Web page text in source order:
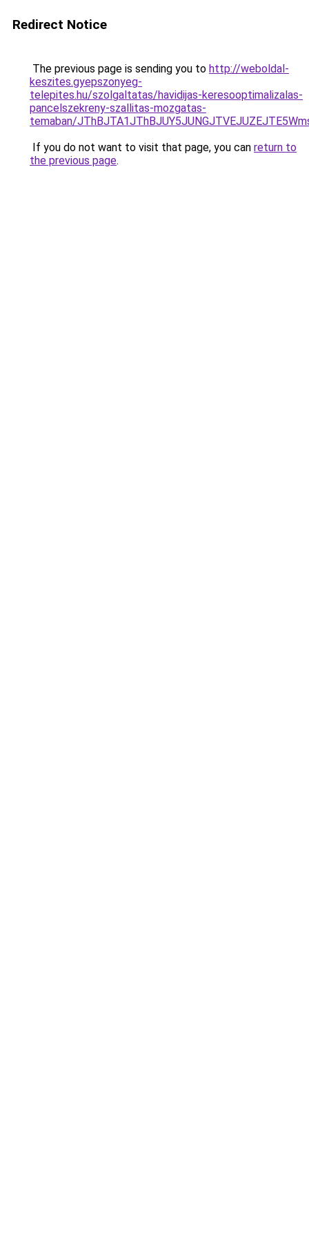
Redirect Notice
The previous page is sending you to http://weboldal-
keszites.gyepszonyeg-
telepites.hu/szolgaltatas/havidijas-keresooptimalizalas-
pancelszekreny-szallitas-mozgatas-
temaban/
If you do not want to visit that page, you can return to
the previous page.